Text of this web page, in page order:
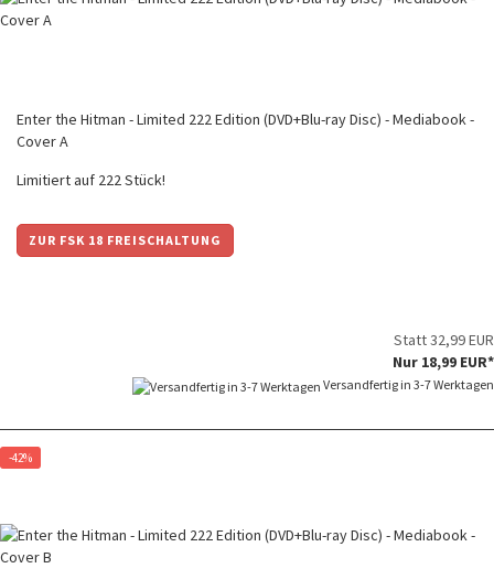
Enter the Hitman - Limited 222 Edition (DVD+Blu-ray Disc) - Mediabook -
Cover A
Limitiert auf 222 Stück!
ZUR FSK 18 FREISCHALTUNG
Statt 32,99 EUR
Nur 18,99 EUR*
Versandfertig in 3-7 Werktagen
-42%